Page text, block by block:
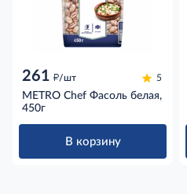
261 д/шт 5
METRO Chef Фасоль белая,
450г
В корзину